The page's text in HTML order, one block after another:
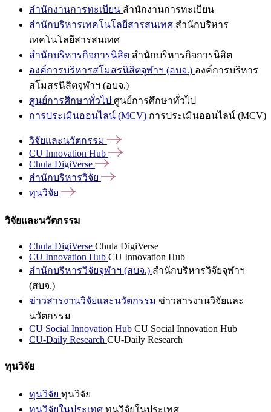
สำนักงานการทะเบียน สำนักงานการทะเบียน
สำนักบริหารเทคโนโลยีสารสนเทศ สำนักบริหาร
เทคโนโลยีสารสนเทศ
สำนักบริหารกิจการนิสิต สำนักบริหารกิจการนิสิต
องค์การบริหารสโมสรนิสิตจุฬาฯ (อบจ.) องค์การบริหาร
สโมสรนิสิตจุฬาฯ (อบจ.)
ศูนย์การศึกษาทั่วไป ศูนย์การศึกษาทั่วไป
การประเมินออนไลน์ (MCV) การประเมินออนไลน์ (MCV)
วิจัยและนวัตกรรม
CU Innovation Hub
Chula DigiVerse
สำนักบริหารวิจัย
ทุนวิจัย
วิจัยและนวัตกรรม
Chula DigiVerse Chula DigiVerse
CU Innovation Hub CU Innovation Hub
สำนักบริหารวิจัยจุฬาฯ (สบจ.) สำนักบริหารวิจัยจุฬาฯ
(สบจ.)
ข่าวสารงานวิจัยและนวัตกรรม ข่าวสารงานวิจัยและ
นวัตกรรม
CU Social Innovation Hub CU Social Innovation Hub
CU-Daily Research CU-Daily Research
ทุนวิจัย
ทุนวิจัย ทุนวิจัย
ทุนวิจัยในประเทศ ทุนวิจัยในประเทศ